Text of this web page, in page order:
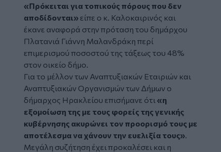
«Πρόκειται για τοπικούς πόρους που δεν
αποδίδονται» είπε ο κ. Καλοκαιρινός και
έκανε αναφορά στην πρόταση του δημάρχου
Πλατανιά Γιάννη Μαλανδράκη περί
επιμερισμού ποσοστού της τάξεως του 48%
στον οικείο δήμο.
Για το μέλλον των Αναπτυξιακών Εταιριών και
Αναπτυξιακών Οργανισμών των Δήμων ο
δήμαρχος Ηρακλείου επισήμανε ότι «η
εξομοίωση της με τους φορείς της γενικής
κυβέρνησης ακυρώνει τον προορισμό τους με
αποτέλεσμα να χάνουν την ευελιξία τους».
Μεγάλη συζήτηση έχει προκαλέσει και η